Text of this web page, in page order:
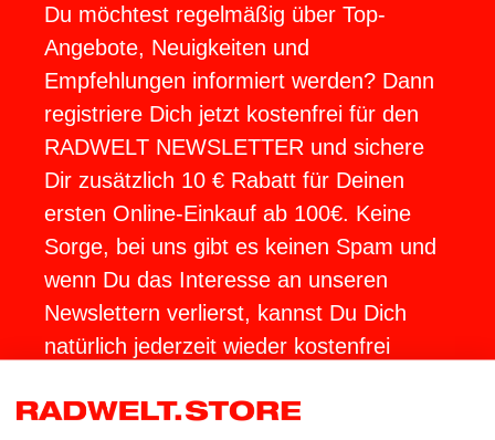
Du möchtest regelmäßig über Top-
Angebote, Neuigkeiten und
Empfehlungen informiert werden? Dann
registriere Dich jetzt kostenfrei für den
RADWELT NEWSLETTER und sichere
Dir zusätzlich 10 € Rabatt für Deinen
ersten Online-Einkauf ab 100€. Keine
Sorge, bei uns gibt es keinen Spam und
wenn Du das Interesse an unseren
Newslettern verlierst, kannst Du Dich
natürlich jederzeit wieder kostenfrei
E-